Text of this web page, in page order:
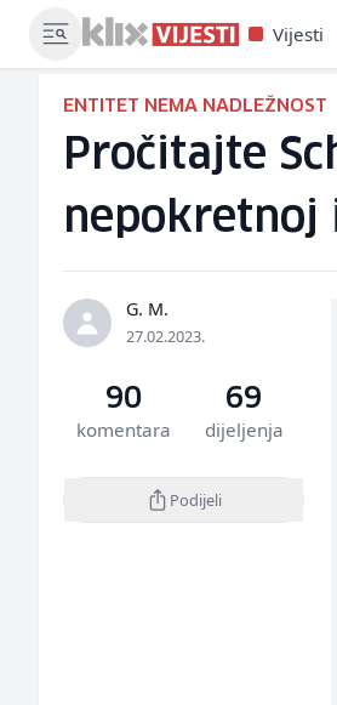
Vijesti
ENTITET NEMA NADLEŽNOST
Pročitajte
nepokretnoj
G. M.
27.02.2023.
90
komentara
69
dijeljenja
Podijeli